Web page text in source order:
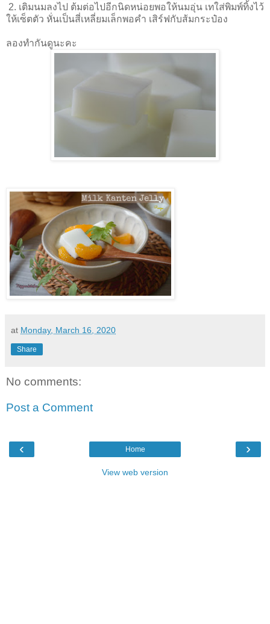
2. เติมนมลงไป ต้มต่อไปอีกนิดหน่อยพอให้นมอุ่น เทใส่พิมพ์ทิ้งไว้
ให้เซ็ตตัว หั่นเป็นสี่เหลี่ยมเล็กพอคำ เสิร์ฟกับส้มกระป๋อง
ลองทำกันดูนะคะ
at Monday, March 16, 2020
Share
No comments:
Post a Comment
‹ ›
Home
View web version